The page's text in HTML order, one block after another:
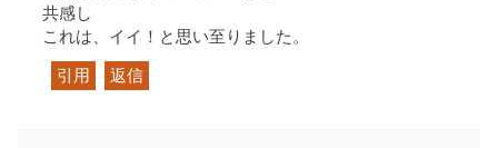
共感し
これは、イイ！と思い至りました。
引用 返信